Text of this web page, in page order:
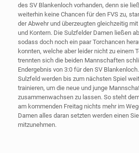
des SV Blankenloch vorhanden, denn sie
weiterhin keine Chancen für den FVS zu,
der Abwehr und überzeugten gleichzeitig
und Kontern. Die Sulzfelder Damen ließen
sodass doch noch ein paar Torchancen
konnten, welche aber leider nicht zu einem
trennten sich die beiden Mannschaften
Endergebnis von 3:0 für den SV
Sulzfeld werden bis zum nächsten Spiel
trainieren, um die neue und junge
zusammenwachsen zu lassen. So steht
am kommenden Freitag nichts mehr im
Damen alles daran setzten werden einen
mitzunehmen.